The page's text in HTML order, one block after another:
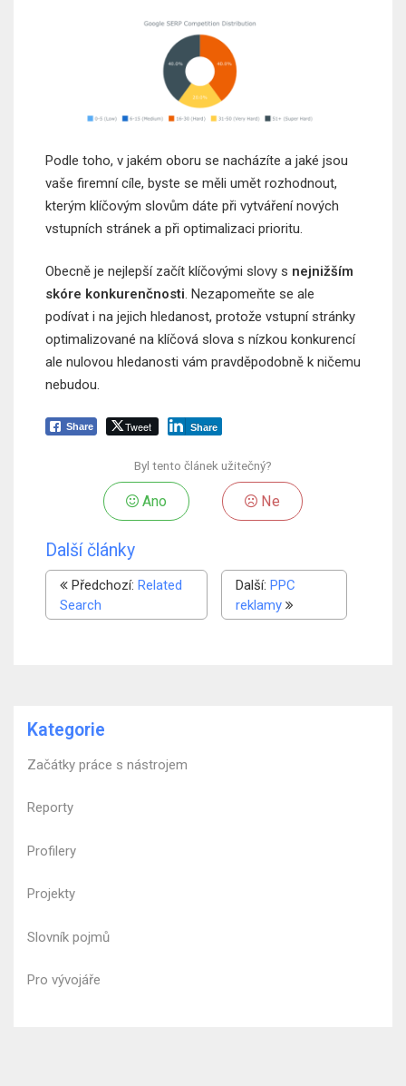
Podle toho, v jakém oboru se nacházíte a jaké jsou
vaše firemní cíle, byste se měli umět rozhodnout,
kterým klíčovým slovům dáte při vytváření nových
vstupních stránek a při optimalizaci prioritu.
Obecně je nejlepší začít klíčovými slovy s nejnižším
skóre konkurenčnosti. Nezapomeňte se ale
podívat i na jejich hledanost, protože vstupní stránky
optimalizované na klíčová slova s nízkou konkurencí
ale nulovou hledanosti vám pravděpodobně k ničemu
nebudou.
Share Tweet Share
Byl tento článek užitečný?
Ano Ne
Další články
Předchozí: Related
Search
Další:PPC
reklamy
Kategorie
Začátky práce s nástrojem
Reporty
Profilery
Projekty
Slovník pojmů
Pro vývojáře